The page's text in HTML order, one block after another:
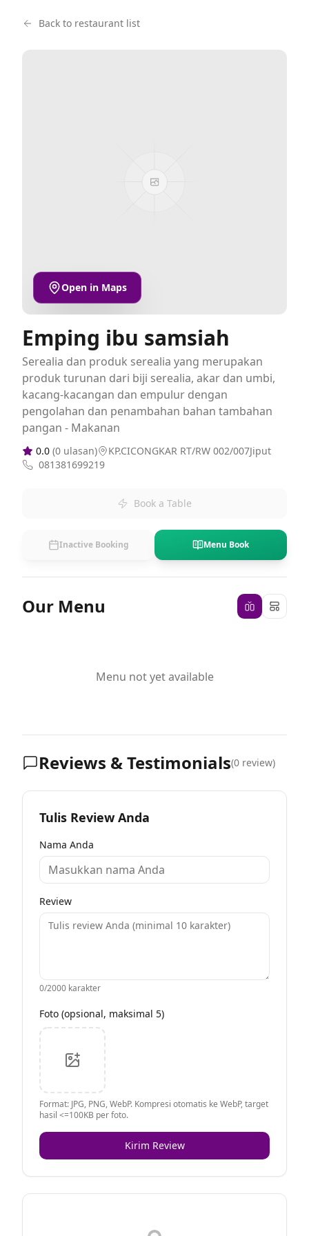
Back to restaurant list
Open in Maps
Emping ibu samsiah
Serealia dan produk serealia yang merupakan
produk turunan dari biji serealia, akar dan umbi,
kacang-kacangan dan empulur dengan
pengolahan dan penambahan bahan tambahan
pangan - Makanan
0.0 (0 ulasan)
KP.CICONGKAR RT/RW 002/007Jiput
081381699219
Book a Table
Inactive Booking Menu Book
Our Menu
Menu not yet available
Reviews & Testimonials(0 review)
Tulis Review Anda
Nama Anda
Review
0/2000 karakter
Foto (opsional, maksimal 5)
Format: JPG, PNG, WebP. Kompresi otomatis ke WebP, target
hasil <=100KB per foto.
Kirim Review